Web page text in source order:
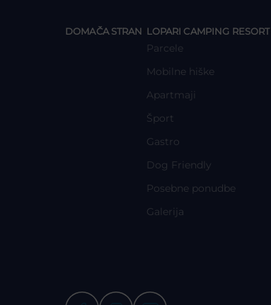
DOMAČA STRAN LOPARI CAMPING RESORT
Parcele
Mobilne hiške
Apartmaji
Šport
Gastro
Dog Friendly
Posebne ponudbe
Galerija
y